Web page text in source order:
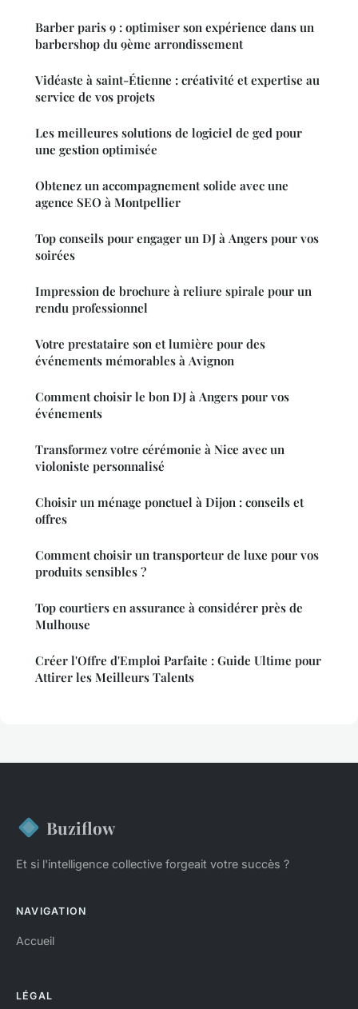
Barber paris 9 : optimiser son expérience dans un
barbershop du 9ème arrondissement
Vidéaste à saint-Étienne : créativité et expertise au
service de vos projets
Les meilleures solutions de logiciel de ged pour
une gestion optimisée
Obtenez un accompagnement solide avec une
agence SEO à Montpellier
Top conseils pour engager un DJ à Angers pour vos
soirées
Impression de brochure à reliure spirale pour un
rendu professionnel
Votre prestataire son et lumière pour des
événements mémorables à Avignon
Comment choisir le bon DJ à Angers pour vos
événements
Transformez votre cérémonie à Nice avec un
violoniste personnalisé
Choisir un ménage ponctuel à Dijon : conseils et
offres
Comment choisir un transporteur de luxe pour vos
produits sensibles ?
Top courtiers en assurance à considérer près de
Mulhouse
Créer l'Offre d'Emploi Parfaite : Guide Ultime pour
Attirer les Meilleurs Talents
Buziflow
Et si l'intelligence collective forgeait votre succès ?
NAVIGATION
Accueil
LÉGAL